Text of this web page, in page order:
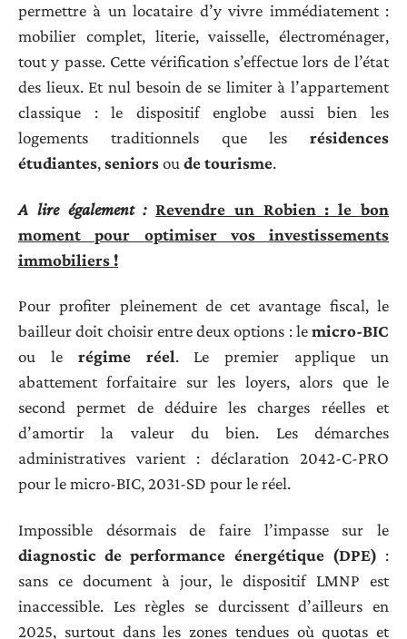
permettre à un locataire d’y vivre immédiatement :
mobilier complet, literie, vaisselle, électroménager,
tout y passe. Cette vérification s’effectue lors de l’état
des lieux. Et nul besoin de se limiter à l’appartement
classique : le dispositif englobe aussi bien les
logements traditionnels que les résidences
étudiantes,seniorsoude tourisme.
A lire également : Revendre un Robien : le bon
moment pour optimiser vos investissements
immobiliers !
Pour profiter pleinement de cet avantage fiscal, le
bailleur doit choisir entre deux options : lemicro-BIC
ou le régime réel. Le premier applique un
abattement forfaitaire sur les loyers, alors que le
second permet de déduire les charges réelles et
d’amortir la valeur du bien. Les démarches
administratives varient : déclaration 2042-C-PRO
pour le micro-BIC, 2031-SD pour le réel.
Impossible désormais de faire l’impasse sur le
diagnostic de performance énergétique (DPE) :
sans ce document à jour, le dispositif LMNP est
inaccessible. Les règles se durcissent d’ailleurs en
2025, surtout dans les zones tendues où quotas et